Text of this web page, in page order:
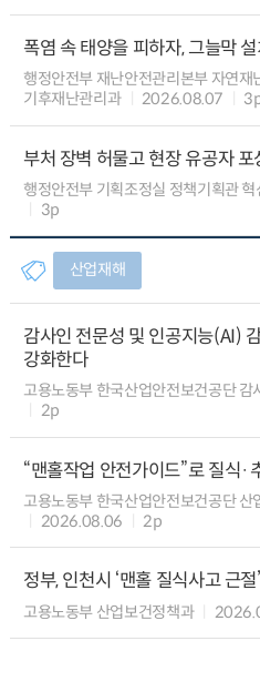
폭염 속 태양을 피하자, 그늘막
행정안전부 재난안전관리본부 자연재
기후재난관리과
2026.08.07
부처 장벽 허물고 현장 유공자
행정안전부 기획조정실 정책기획관
3p
산업재해
감사인 전문성 및 인공지능(AI)
강화한다
고용노동부 한국산업안전보건공단 감
2p
“맨홀작업 안전가이드”로 질식·
고용노동부 한국산업안전보건공단 산
2026.08.06
2p
정부, 인천시 ‘맨홀 질식사고 근절
고용노동부 산업보건정책과